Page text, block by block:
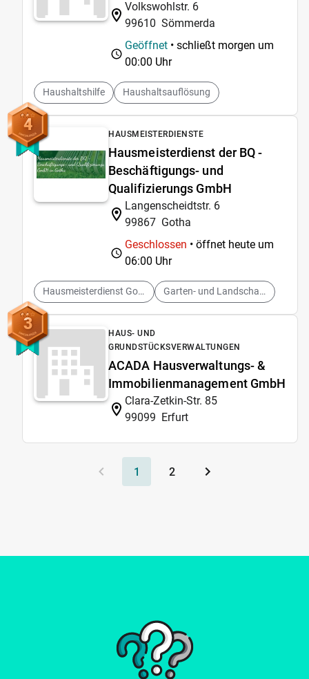
Volkswohlstr. 6
99610 Sömmerda
Geöffnet • schließt morgen um
00:00 Uhr
Haushaltshilfe Haushaltsauflösung
4 HAUSMEISTERDIENSTE
Hausmeisterdienst der BQ -
Beschäftigungs- und
Qualifizierungs GmbH
Langenscheidtstr. 6
99867 Gotha
Geschlossen • öffnet heute um
06:00 Uhr
Hausmeisterdienst Gotha Garten- und Landschaftsbau Gotha
3
HAUS- UND
GRUNDSTÜCKSVERWALTUNGEN
ACADA Hausverwaltungs- &
Immobilienmanagement GmbH
Clara-Zetkin-Str. 85
99099 Erfurt
1 2